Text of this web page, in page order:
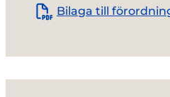
Bilaga till